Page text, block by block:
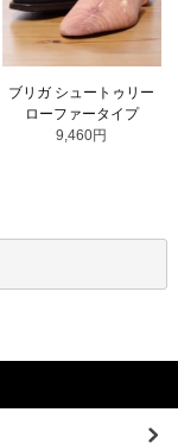
ブリガ シュートゥリー
ローファータイプ
9,460円